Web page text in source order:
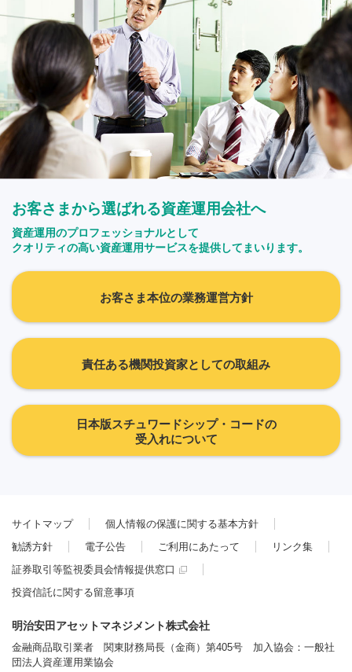
お客さまから選ばれる資産運用会社へ
資産運用のプロフェッショナルとして
クオリティの高い資産運用サービスを提供してまいります。
お客さま本位の業務運営方針
責任ある機関投資家としての取組み
日本版スチュワードシップ・コードの
受入れについて
サイトマップ
個人情報の保護に関する基本方針
勧誘方針
電子公告 ご利用にあたって
リンク集
証券取引等監視委員会情報提供窓口
投資信託に関する留意事項
明治安田アセットマネジメント株式会社
金融商品取引業者 関東財務局長（金商）第405号 加入協会：一般社
団法人資産運用業協会